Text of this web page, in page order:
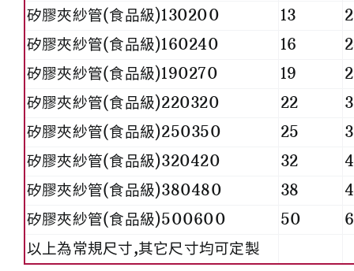
矽膠夾紗管(食品級)130200
13
矽膠夾紗管(食品級)160240
16
矽膠夾紗管(食品級)190270
19
矽膠夾紗管(食品級)220320
22
矽膠夾紗管(食品級)250350
25
矽膠夾紗管(食品級)320420
32
矽膠夾紗管(食品級)380480
38
矽膠夾紗管(食品級)500600
50
以上為常規尺寸,其它尺寸均可定製